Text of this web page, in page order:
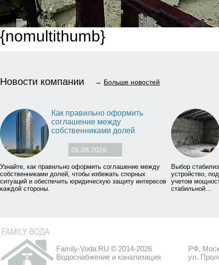
{nomultithumb}
Новости компании → Больше новостей
Как правильно оформить
соглашение между
собственниками долей
06.08.2026
Узнайте, как правильно оформить соглашение между
собственниками долей, чтобы избежать спорных
ситуаций и обеспечить юридическую защиту интересов
каждой стороны.
Выбор
устройство,
учетом
стабильной…
Family-Voda.RU © 2014-2026
Водоснабжение и канализация
РФ,
ул.